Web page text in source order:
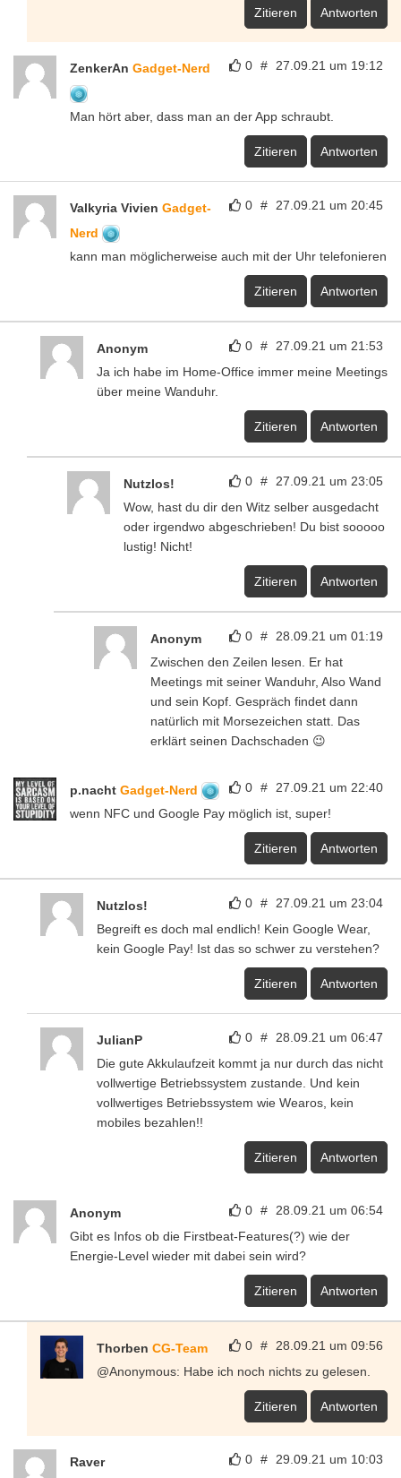
Zitieren Antworten
0 # 27.09.21 um 19:12
ZenkerAn Gadget-Nerd
Man hört aber, dass man an der App schraubt.
Zitieren Antworten
0 # 27.09.21 um 20:45
Valkyria Vivien Gadget-
Nerd
kann man möglicherweise auch mit der Uhr telefonieren
Zitieren Antworten
0 # 27.09.21 um 21:53
Anonym
Ja ich habe im Home-Office immer meine Meetings
über meine Wanduhr.
Zitieren Antworten
0 # 27.09.21 um 23:05
Nutzlos!
Wow, hast du dir den Witz selber ausgedacht
oder irgendwo abgeschrieben! Du bist sooooo
lustig! Nicht!
Zitieren Antworten
0 # 28.09.21 um 01:19
Anonym
Zwischen den Zeilen lesen. Er hat
Meetings mit seiner Wanduhr, Also Wand
und sein Kopf. Gespräch findet dann
natürlich mit Morsezeichen statt. Das
erklärt seinen Dachschaden 😉
0 # 27.09.21 um 22:40
p.nacht Gadget-Nerd
wenn NFC und Google Pay möglich ist, super!
Zitieren Antworten
0 # 27.09.21 um 23:04
Nutzlos!
Begreift es doch mal endlich! Kein Google Wear,
kein Google Pay! Ist das so schwer zu verstehen?
Zitieren Antworten
0 # 28.09.21 um 06:47
JulianP
Die gute Akkulaufzeit kommt ja nur durch das nicht
vollwertige Betriebssystem zustande. Und kein
vollwertiges Betriebssystem wie Wearos, kein
mobiles bezahlen!!
Zitieren Antworten
0 # 28.09.21 um 06:54
Anonym
Gibt es Infos ob die Firstbeat-Features(?) wie der
Energie-Level wieder mit dabei sein wird?
Zitieren Antworten
0 # 28.09.21 um 09:56
Thorben CG-Team
@Anonymous: Habe ich noch nichts zu gelesen.
Zitieren Antworten
0 # 29.09.21 um 10:03
Raver